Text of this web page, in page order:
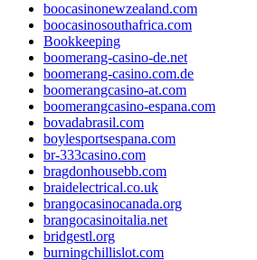
boocasinonewzealand.com
boocasinosouthafrica.com
Bookkeeping
boomerang-casino-de.net
boomerang-casino.com.de
boomerangcasino-at.com
boomerangcasino-espana.com
bovadabrasil.com
boylesportsespana.com
br-333casino.com
bragdonhousebb.com
braidelectrical.co.uk
brangocasinocanada.org
brangocasinoitalia.net
bridgestl.org
burningchillislot.com